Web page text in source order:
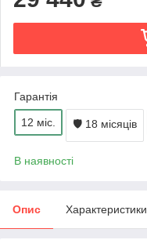
Гарантія
12 міс. 🛡 18 місяців
В наявності
Опис Характеристики